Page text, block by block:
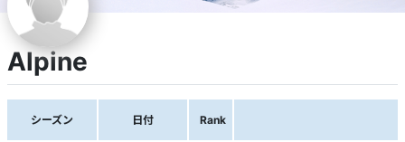
Alpine
シーズン 日付 Rank